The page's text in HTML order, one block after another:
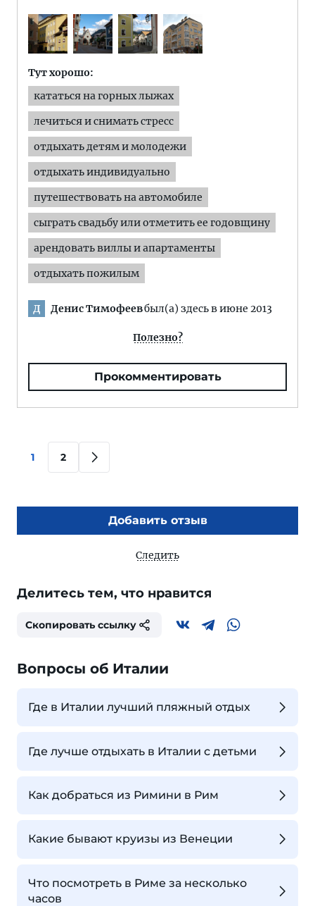
Тут хорошо:
кататься на горных лыжах
лечиться и снимать стресс
отдыхать детям и молодежи
отдыхать индивидуально
путешествовать на автомобиле
сыграть свадьбу или отметить ее годовщину
арендовать виллы и апартаменты
отдыхать пожилым
Д Денис Тимофеевбыл(а) здесь в июне 2013
Полезно?
Прокомментировать
1 2
Добавить отзыв
Следить
Делитесь тем, что нравится
Скопировать ссылку
Вопросы об Италии
Где в Италии лучший пляжный отдых
Где лучше отдыхать в Италии с детьми
Как добраться из Римини в Рим
Какие бывают круизы из Венеции
Что посмотреть в Риме за несколько
часов